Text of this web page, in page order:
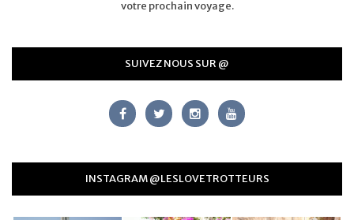
votre prochain voyage.
SUIVEZ NOUS SUR @
INSTAGRAM @LESLOVETROTTEURS